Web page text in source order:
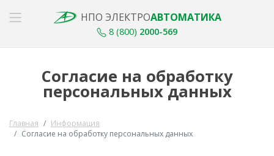
НПО ЭЛЕКТРОАВТОМАТИКА
8 (800) 2000-569
Cогласие на обработку
персональных данных
Главная
Информация
Cогласие на обработку персональных данных